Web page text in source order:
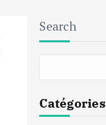
Search
Catégories